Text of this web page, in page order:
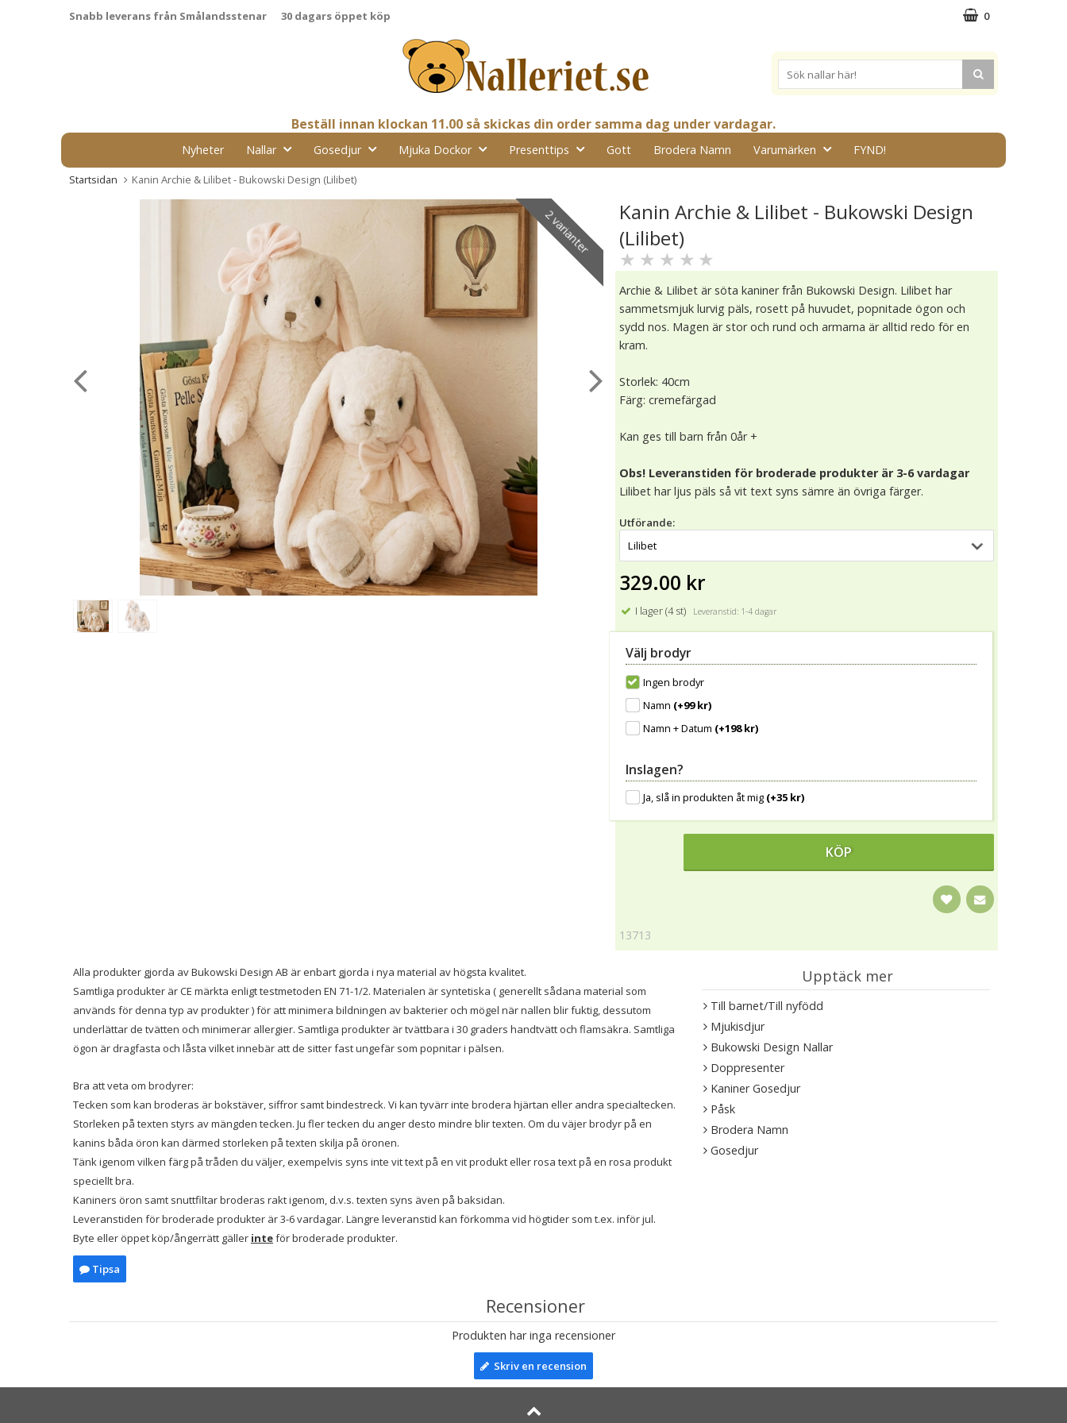
Snabb leverans från Smålandsstenar 30 dagars öppet köp 0
Beställ innan klockan 11.00 så skickas din order samma dag under vardagar.
Nyheter Nallar Gosedjur Mjuka Dockor Presenttips Gott Brodera Namn Varumärken FYND!
Startsidan Kanin Archie & Lilibet - Bukowski Design (Lilibet)
2 varianter
Kanin Archie & Lilibet - Bukowski Design
(Lilibet)
★ ★ ★ ★ ★
Archie & Lilibet är söta kaniner från Bukowski Design. Lilibet har
sammetsmjuk lurvig päls, rosett på huvudet, popnitade ögon och
sydd nos. Magen är stor och rund och armarna är alltid redo för en
kram.
Storlek: 40cm
Färg: cremefärgad
Kan ges till barn från 0år +
Obs! Leveranstiden för broderade produkter är 3-6 vardagar
Lilibet har ljus päls så vit text syns sämre än övriga färger.
Utförande:
329.00 kr
I lager (4 st) Leveranstid: 1-4 dagar
Välj brodyr
Ingen brodyr
Namn (+99 kr)
Namn + Datum (+198 kr)
Inslagen?
Ja, slå in produkten åt mig (+35 kr)
KÖP
13713
Alla produkter gjorda av Bukowski Design AB är enbart gjorda i nya material av högsta kvalitet.
Samtliga produkter är CE märkta enligt testmetoden EN 71-1/2. Materialen är syntetiska ( generellt sådana material som
används för denna typ av produkter ) för att minimera bildningen av bakterier och mögel när nallen blir fuktig, dessutom
underlättar de tvätten och minimerar allergier. Samtliga produkter är tvättbara i 30 graders handtvätt och flamsäkra. Samtliga
ögon är dragfasta och låsta vilket innebär att de sitter fast ungefär som popnitar i pälsen.
Bra att veta om brodyrer:
Tecken som kan broderas är bokstäver, siffror samt bindestreck. Vi kan tyvärr inte brodera hjärtan eller andra specialtecken.
Storleken på texten styrs av mängden tecken. Ju fler tecken du anger desto mindre blir texten. Om du väjer brodyr på en
kanins båda öron kan därmed storleken på texten skilja på öronen.
Tänk igenom vilken färg på tråden du väljer, exempelvis syns inte vit text på en vit produkt eller rosa text på en rosa produkt
speciellt bra.
Kaniners öron samt snuttfiltar broderas rakt igenom, d.v.s. texten syns även på baksidan.
Leveranstiden för broderade produkter är 3-6 vardagar. Längre leveranstid kan förkomma vid högtider som t.ex. inför jul.
Byte eller öppet köp/ångerrätt gäller inteför broderade produkter.
Tipsa
Upptäck mer
Till barnet/Till nyfödd
Mjukisdjur
Bukowski Design Nallar
Doppresenter
Kaniner Gosedjur
Påsk
Brodera Namn
Gosedjur
Recensioner
Produkten har inga recensioner
Skriv en recension